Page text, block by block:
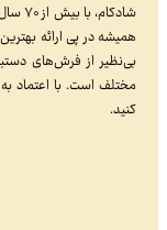
همیشه در پی ارائه
بی‌نظیر از فرش‌های
مختلف است. با اعتماد
کنید.